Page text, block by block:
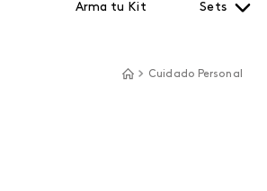
Arma tu Kit Sets
Cuidado Personal